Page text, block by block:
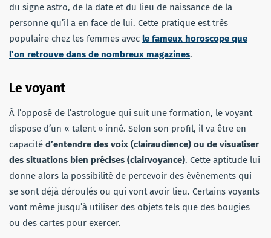
du signe astro, de la date et du lieu de naissance de la
personne qu’il a en face de lui. Cette pratique est très
populaire chez les femmes avec le fameux horoscope que
l’on retrouve dans de nombreux magazines.
Le voyant
À l’opposé de l’astrologue qui suit une formation, le voyant
dispose d’un « talent » inné. Selon son profil, il va être en
capacité d’entendre des voix (clairaudience) ou de visualiser
des situations bien précises (clairvoyance). Cette aptitude lui
donne alors la possibilité de percevoir des événements qui
se sont déjà déroulés ou qui vont avoir lieu. Certains voyants
vont même jusqu’à utiliser des objets tels que des bougies
ou des cartes pour exercer.